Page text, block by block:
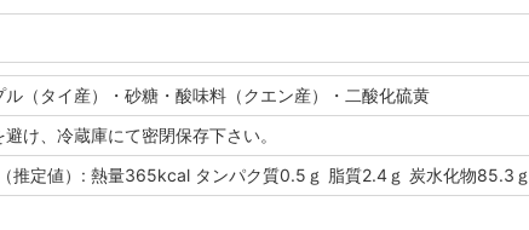
ル（タイ産）・砂糖・酸味料（クエン産）・二酸化硫黄
け、冷蔵庫にて密閉保存下さい。
推定値）: 熱量365kcal タンパク質0.5ｇ 脂質2.4ｇ 炭水化物85.3